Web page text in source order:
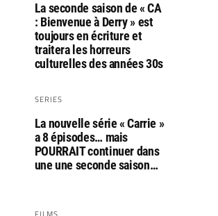
La seconde saison de « CA
: Bienvenue à Derry » est
toujours en écriture et
traitera les horreurs
culturelles des années 30s
SERIES
La nouvelle série « Carrie »
a 8 épisodes… mais
POURRAIT continuer dans
une une seconde saison…
FILMS